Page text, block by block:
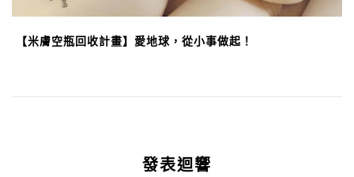
【米膚空瓶回收計畫】愛地球，從小事做起！
發表迴響